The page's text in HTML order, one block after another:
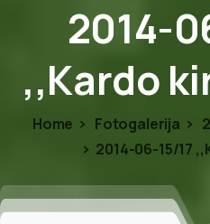
2014-
,,Kardo
Home Fotogalerija
2014-06-15/17